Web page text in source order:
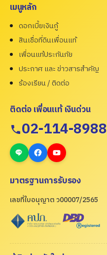
เมนูหลัก
ดอกเบี้ยเงินกู้
สินเชื่อที่ดินเพื่อนแท้
เพื่อนแท้ประกันภัย
ประกาศ และ ข่าวสารสำคัญ
ร้องเรียน / ติดต่อ
ติดต่อ เพื่อนแท้ เงินด่วน
02-114-8988
มาตรฐานการรับรอง
เลขที่ใบอนุญาต ว00007/2565